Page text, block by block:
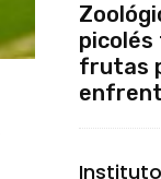
frutas